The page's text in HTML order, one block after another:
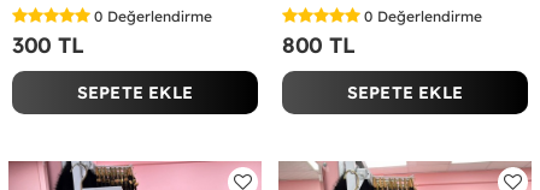
0 Değerlendirme
300 TL
SEPETE EKLE
0 Değerlendirme
800 TL
SEPETE EKLE